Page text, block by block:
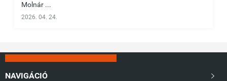
Molnár ...
2026. 04. 24.
NAVIGÁCIÓ 